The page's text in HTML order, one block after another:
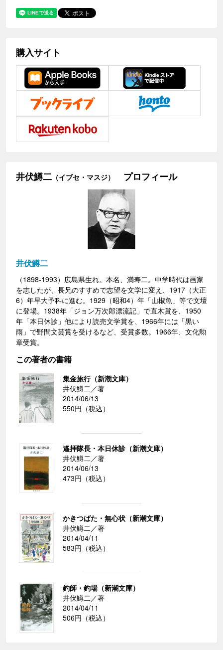
購入サイト
井伏鱒二 （イブセ・マスジ） プロフィール
井伏鱒二
（1898-1993）広島県生れ。本名、満寿二。中学時代は画家
を志したが、長兄のすすめで志望を文学に変え、1917（大正
6）年早大予科に進む。1929（昭和4）年「山椒魚」等で文壇
に登場。1938年「ジョン万次郎漂流記」で直木賞を、1950
年「本日休診」他により読売文学賞を、1966年には「黒い
雨」で野間文芸賞を受けるなど、受賞多数。1966年、文化勲
章受賞。
この著者の書籍
集金旅行（新潮文庫）
井伏鱒二／著
2014/06/13
550円（税込）
遙拝隊長・本日休診（新潮文庫）
井伏鱒二／著
2014/06/13
473円（税込）
かきつばた・無心状（新潮文庫）
井伏鱒二／著
2014/04/11
583円（税込）
釣師・釣場（新潮文庫）
井伏鱒二／著
2014/04/11
506円（税込）